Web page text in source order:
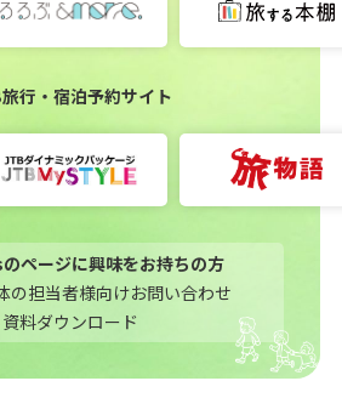
行・宿泊予約サイト
ページに興味をお持ちの方
の担当者様向けお問い合わせ
資料ダウンロード